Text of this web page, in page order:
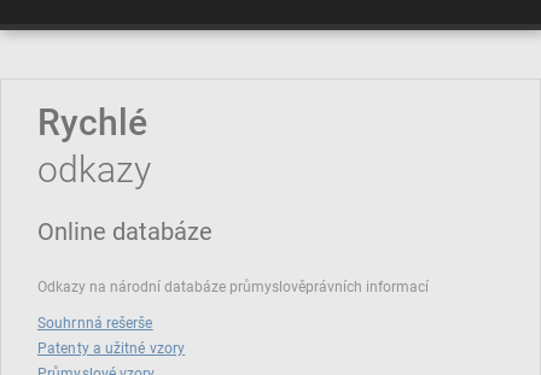
Rychlé
odkazy
Online databáze
Odkazy na národní databáze průmyslověprávních informací
Souhrnná rešerše
Patenty a užitné vzory